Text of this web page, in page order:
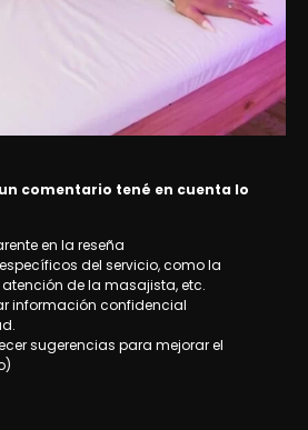
comentario tené en cuenta lo
en la reseña
del servicio, como la
de la masajista, etc.
información confidencial
sugerencias para mejorar el